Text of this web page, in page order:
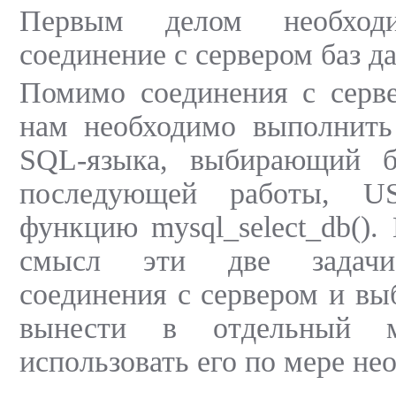
Первым делом
соединение с сервером баз
Помимо соединения с
нам необходимо
SQL-языка, выбирающий
последующей работы,
функцию
смысл эти две задачи
соединения с сервером и
вынести в отдельный
использовать его по мере